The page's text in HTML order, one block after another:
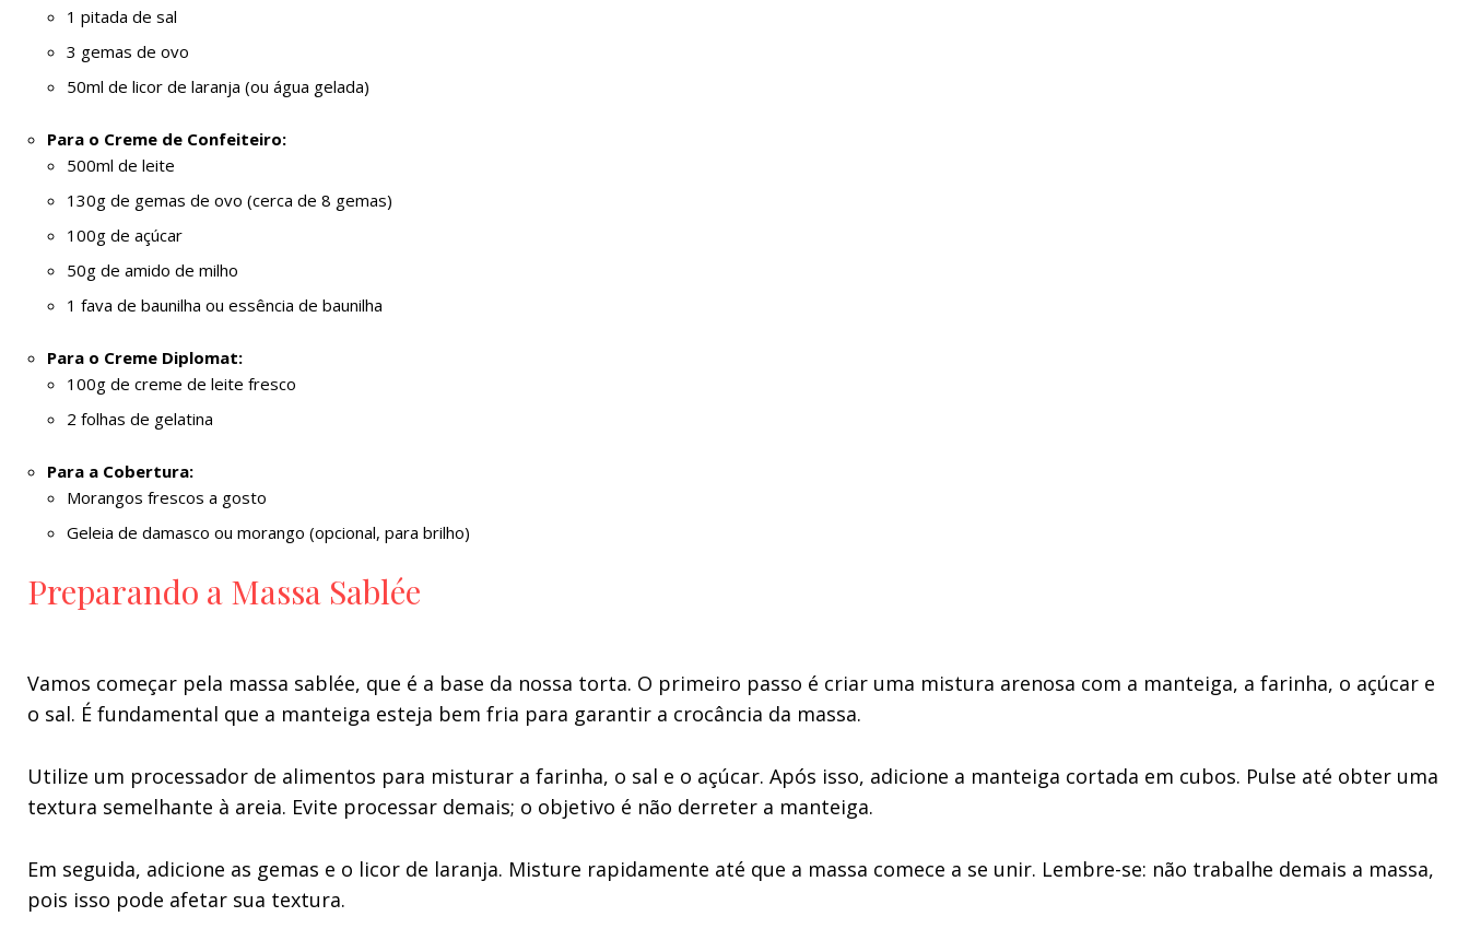
1 pitada de sal
3 gemas de ovo
50ml de licor de laranja (ou água gelada)
Para o Creme de Confeiteiro:
500ml de leite
130g de gemas de ovo (cerca de 8 gemas)
100g de açúcar
50g de amido de milho
1 fava de baunilha ou essência de baunilha
Para o Creme Diplomat:
100g de creme de leite fresco
2 folhas de gelatina
Para a Cobertura:
Morangos frescos a gosto
Geleia de damasco ou morango (opcional, para brilho)
Preparando a Massa Sablée
Vamos começar pela massa sablée, que é a base da nossa torta. O primeiro passo é criar uma mistura arenosa com a manteiga, a farinha, o açúcar e
o sal. É fundamental que a manteiga esteja bem fria para garantir a crocância da massa.
Utilize um processador de alimentos para misturar a farinha, o sal e o açúcar. Após isso, adicione a manteiga cortada em cubos. Pulse até obter uma
textura semelhante à areia. Evite processar demais; o objetivo é não derreter a manteiga.
Em seguida, adicione as gemas e o licor de laranja. Misture rapidamente até que a massa comece a se unir. Lembre-se: não trabalhe demais a massa,
pois isso pode afetar sua textura.